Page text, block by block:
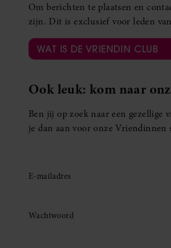
Om berichten te plaatsen en
zijn. Dit is exclusief voor leden
WAT IS DE VRIENDIN CLUB
Ook leuk: kom naar
Ben jij op zoek naar een
je dan aan voor onze Vriendinnen
E-mailadres
Wachtwoord